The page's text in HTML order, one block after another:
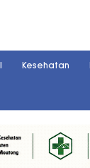
Kesehatan